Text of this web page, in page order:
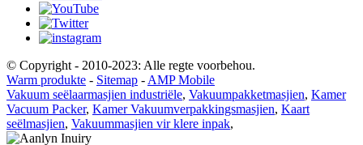
© Copyright - 2010-2023: Alle regte voorbehou.
Warm produkte - Sitemap - AMP Mobile
Vakuum seëlaarmasjien industriële, Vakuumpakketmasjien, Kamer
Vacuum Packer, Kamer Vakuumverpakkingsmasjien, Kaart
seëlmasjien, Vakuummasjien vir klere inpak,